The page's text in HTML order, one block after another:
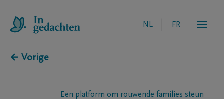
NL FR
← Vorige
Een platform om rouwende families steun